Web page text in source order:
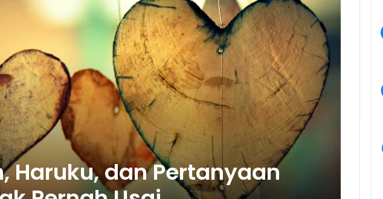
Haruku, dan Pertanyaan